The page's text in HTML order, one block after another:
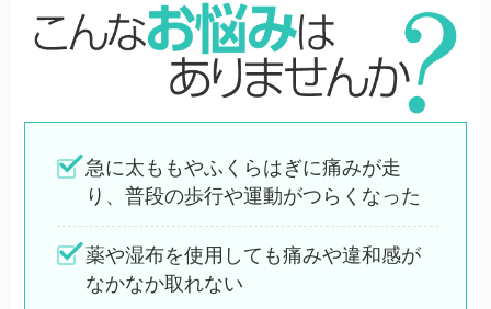
急に太ももやふくらはぎに痛みが走
り、普段の歩行や運動がつらくなった
薬や湿布を使用しても痛みや違和感が
なかなか取れない